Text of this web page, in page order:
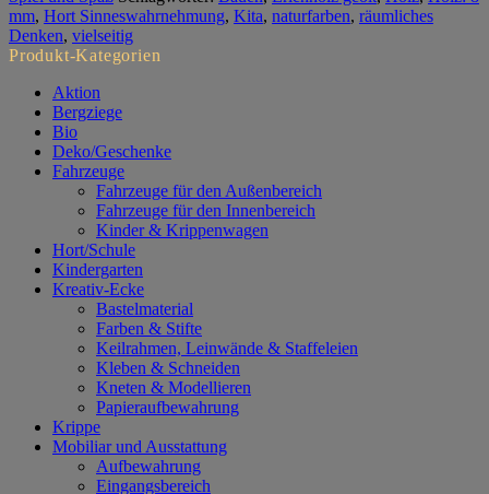
mm, Hort Sinneswahrnehmung, Kita, naturfarben, räumliches
Denken, vielseitig
Produkt-Kategorien
Aktion
Bergziege
Bio
Deko/Geschenke
Fahrzeuge
Fahrzeuge für den Außenbereich
Fahrzeuge für den Innenbereich
Kinder & Krippenwagen
Hort/Schule
Kindergarten
Kreativ-Ecke
Bastelmaterial
Farben & Stifte
Keilrahmen, Leinwände & Staffeleien
Kleben & Schneiden
Kneten & Modellieren
Papieraufbewahrung
Krippe
Mobiliar und Ausstattung
Aufbewahrung
Eingangsbereich